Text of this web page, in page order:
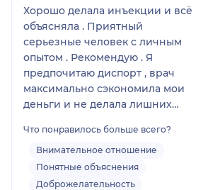
Хорошо делала инъекции и всё
объясняла . Приятный
серьезные человек с личным
опытом . Рекомендую . Я
предпочитаю диспорт , врач
максимально сэкономила мои
деньги и не делала лишних
не было гиперкоррекции .
Советую молодым пациенткам .
От уколов в жвачные мышцы
отговорила, по поводу спазма
Что понравилось больше всего?
Внимательное отношение
Понятные объяснения
Доброжелательность